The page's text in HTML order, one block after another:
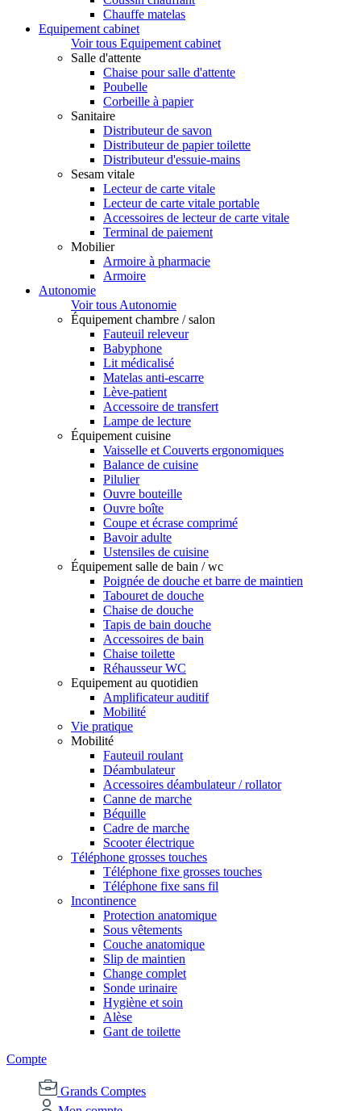
Chauffe matelas
Equipement cabinet
Voir tous Equipement cabinet
Salle d'attente
Chaise pour salle d'attente
Poubelle
Corbeille à papier
Sanitaire
Distributeur de savon
Distributeur de papier toilette
Distributeur d'essuie-mains
Sesam vitale
Lecteur de carte vitale
Lecteur de carte vitale portable
Accessoires de lecteur de carte vitale
Terminal de paiement
Mobilier
Armoire à pharmacie
Armoire
Autonomie
Voir tous Autonomie
Équipement chambre / salon
Fauteuil releveur
Babyphone
Lit médicalisé
Matelas anti-escarre
Lève-patient
Accessoire de transfert
Lampe de lecture
Équipement cuisine
Vaisselle et Couverts ergonomiques
Balance de cuisine
Pilulier
Ouvre bouteille
Ouvre boîte
Coupe et écrase comprimé
Bavoir adulte
Ustensiles de cuisine
Équipement salle de bain / wc
Poignée de douche et barre de maintien
Tabouret de douche
Chaise de douche
Tapis de bain douche
Accessoires de bain
Chaise toilette
Réhausseur WC
Equipement au quotidien
Amplificateur auditif
Mobilité
Vie pratique
Mobilité
Fauteuil roulant
Déambulateur
Accessoires déambulateur / rollator
Canne de marche
Béquille
Cadre de marche
Scooter électrique
Téléphone grosses touches
Téléphone fixe grosses touches
Téléphone fixe sans fil
Incontinence
Protection anatomique
Sous vêtements
Couche anatomique
Slip de maintien
Change complet
Sonde urinaire
Hygiène et soin
Alèse
Gant de toilette
Compte
Grands Comptes